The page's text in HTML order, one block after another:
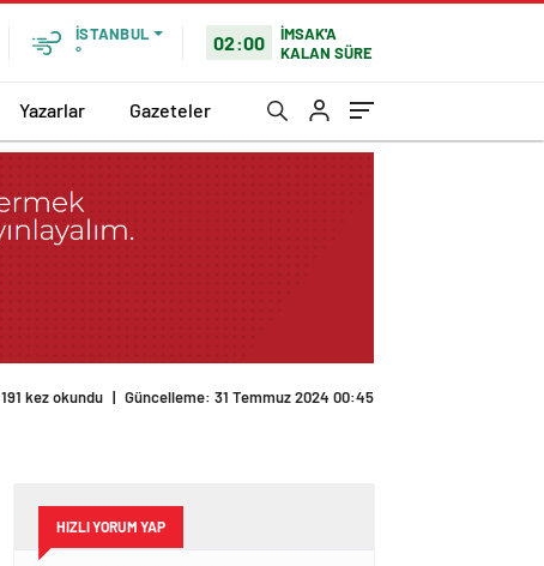
İSTANBUL
°
02:00
İMSAK'A
KALAN SÜRE
Yazarlar Gazeteler
191 kez okundu | Güncelleme: 31 Temmuz 2024 00:45
HIZLI YORUM YAP